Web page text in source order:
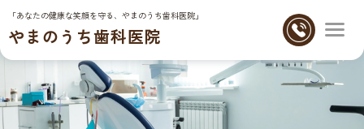
「あなたの健康な笑顔を守る、やまのうち歯科医院」
やまのうち歯科医院